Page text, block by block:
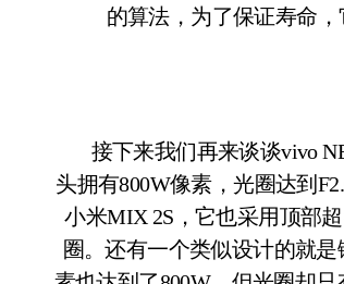
的算法，为了保证寿命
接下来我们再来谈谈vivo
头拥有800W像素，光圈达到
小米MIX 2S，它也采用顶部
圈。还有一个类似设计的就